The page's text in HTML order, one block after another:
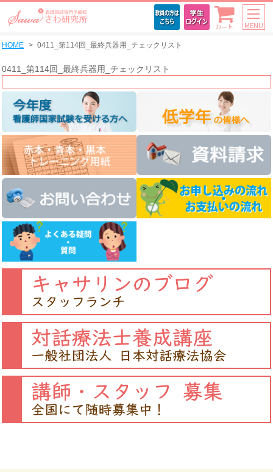
カート MENU
HOME 0411_第114回_最終兵器用_チェックリスト
0411_第114回_最終兵器用_チェックリスト